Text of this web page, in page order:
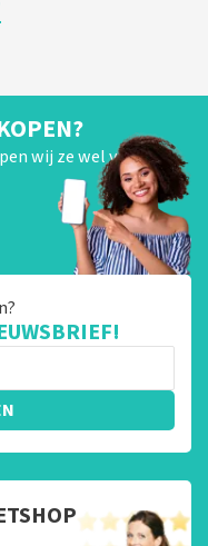
wij ze wel van je!